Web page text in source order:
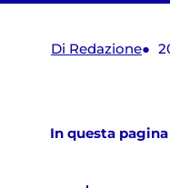
Di Redazione
In questa pagina